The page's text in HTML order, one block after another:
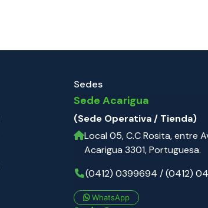
Sedes
Sede Acarigua
(Sede Operativa / Tienda)
Local 05, C.C Rosita, entre
Acarigua 3301, Portuguesa.
(0412) 0399694 / (0412)
WhatsApp